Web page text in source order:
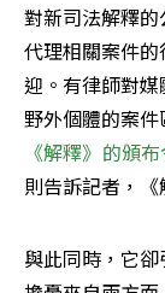
對新司法解釋
代理相關案件
迎。有律師對
野外個體的案
《解釋》的頒
則告訴記者，
與此同時，它